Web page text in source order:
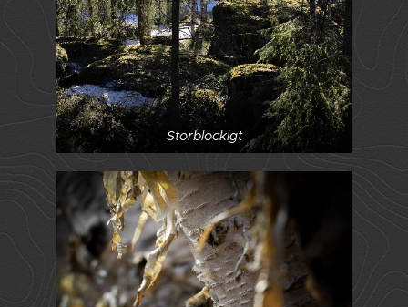
Storblockigt